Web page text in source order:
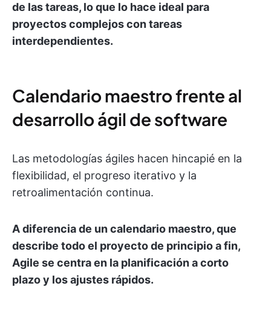
de las tareas, lo que lo hace ideal para
proyectos complejos con tareas
interdependientes.
Calendario maestro frente al
desarrollo ágil de software
Las metodologías ágiles hacen hincapié en la
flexibilidad, el progreso iterativo y la
retroalimentación continua.
A diferencia de un calendario maestro, que
describe todo el proyecto de principio a fin,
Agile se centra en la planificación a corto
plazo y los ajustes rápidos.